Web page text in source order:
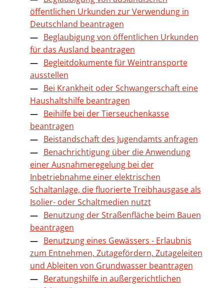
öffentlichen Urkunden zur Verwendung in
Deutschland beantragen
Beglaubigung von öffentlichen Urkunden
für das Ausland beantragen
Begleitdokumente für Weintransporte
ausstellen
Bei Krankheit oder Schwangerschaft eine
Haushaltshilfe beantragen
Beihilfe bei der Tierseuchenkasse
beantragen
Beistandschaft des Jugendamts anfragen
Benachrichtigung über die Anwendung
einer Ausnahmeregelung bei der
Inbetriebnahme einer elektrischen
Schaltanlage, die fluorierte Treibhausgase als
Isolier- oder Schaltmedien nutzt
Benutzung der Straßenfläche beim Bauen
beantragen
Benutzung eines Gewässers - Erlaubnis
zum Entnehmen, Zutagefördern, Zutageleiten
und Ableiten von Grundwasser beantragen
Beratungshilfe in außergerichtlichen